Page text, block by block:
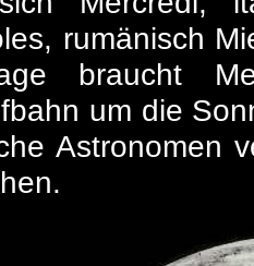
rumänisch
braucht
um die
Astronomen